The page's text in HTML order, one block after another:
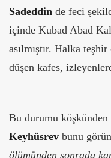
Sadeddin de feci
içinde Kubad Abad
asılmıştır. Halka
düşen kafes,
Bu durumu köşkünden
Keyhüsrev bunu
ölümünden sonrada